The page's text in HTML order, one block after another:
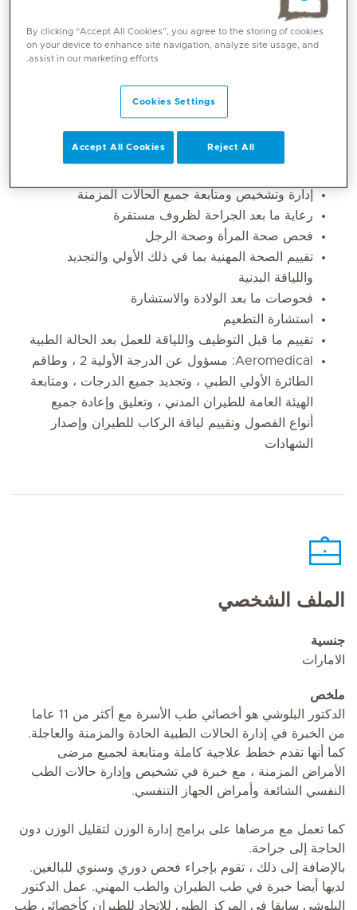
المهارات الأساسية
إدارة جميع الحالات الطبية الحادة في الرعاية الأولية
إدارة أمراض الجهاز التنفسي الشائعة وحالات
إدارة وتشخيص ومتابعة جميع الحالات المزمنة
رعاية ما بعد الجراحة لظروف مستقرة
فحص صحة المرأة وصحة الرجل
تقييم الصحة المهنية بما في ذلك الأولي والتجديد
واللياقة البدنية
فحوصات ما بعد الولادة والاستشارة
استشارة التطعيم
تقييم ما قبل التوظيف واللياقة للعمل بعد الحالة الطبية
Aeromedical: مسؤول عن الدرجة الأولية 2 ، وطاقم
الطائرة الأولي الطبي ، وتجديد جميع الدرجات ، ومتابعة
الهيئة العامة للطيران المدني ، وتعليق وإعادة جميع
أنواع الفصول وتقييم لياقة الركاب للطيران وإصدار
الشهادات
الملف الشخصي
جنسية
الامارات
ملخص
الدكتور البلوشي هو أخصائي طب الأسرة مع أكثر من 11 عاما
من الخبرة في إدارة الحالات الطبية الحادة والمزمنة والعاجلة.
كما أنها تقدم خطط علاجية كاملة ومتابعة لجميع مرضى
الأمراض المزمنة ، مع خبرة في تشخيص وإدارة حالات الطب
النفسي الشائعة وأمراض الجهاز التنفسي.
كما تعمل مع مرضاها على برامج إدارة الوزن لتقليل الوزن دون
الحاجة إلى جراحة.
بالإضافة إلى ذلك ، تقوم بإجراء فحص دوري وسنوي للبالغين.
لديها أيضا خبرة في طب الطيران والطب المهني. عمل الدكتور
البلوشي سابقا في المركز الطبي للاتحاد للطيران كأخصائي طب
By clicking “Accept All Cookies”, you agree to the storing of cookies
on your device to enhance site navigation, analyze site usage, and
assist in our marketing efforts.
Cookies Settings
Reject All
Accept All Cookies